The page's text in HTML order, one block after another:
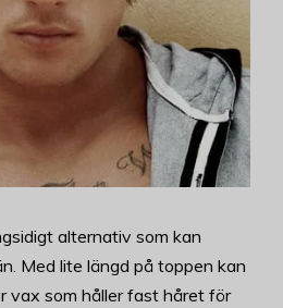
alternativ som kan
Med lite längd på toppen kan
vax som håller fast håret för